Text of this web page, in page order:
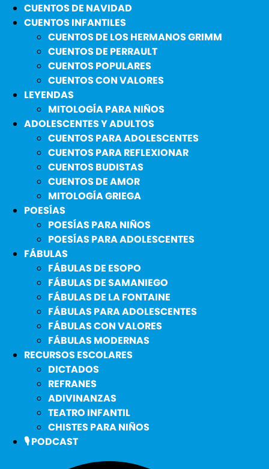
CUENTOS DE NAVIDAD
CUENTOS INFANTILES
CUENTOS DE LOS HERMANOS GRIMM
CUENTOS DE PERRAULT
CUENTOS POPULARES
CUENTOS CON VALORES
LEYENDAS
MITOLOGÍA PARA NIÑOS
ADOLESCENTES Y ADULTOS
CUENTOS PARA ADOLESCENTES
CUENTOS PARA REFLEXIONAR
CUENTOS BUDISTAS
CUENTOS DE AMOR
MITOLOGÍA GRIEGA
POESÍAS
POESÍAS PARA NIÑOS
POESÍAS PARA ADOLESCENTES
FÁBULAS
FÁBULAS DE ESOPO
FÁBULAS DE SAMANIEGO
FÁBULAS DE LA FONTAINE
FÁBULAS PARA ADOLESCENTES
FÁBULAS CON VALORES
FÁBULAS MODERNAS
RECURSOS ESCOLARES
DICTADOS
REFRANES
ADIVINANZAS
TEATRO INFANTIL
CHISTES PARA NIÑOS
🎙️ PODCAST